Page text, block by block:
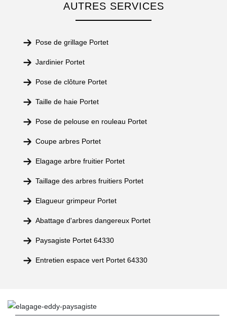
AUTRES SERVICES
Pose de grillage Portet
Jardinier Portet
Pose de clôture Portet
Taille de haie Portet
Pose de pelouse en rouleau Portet
Coupe arbres Portet
Elagage arbre fruitier Portet
Taillage des arbres fruitiers Portet
Elagueur grimpeur Portet
Abattage d'arbres dangereux Portet
Paysagiste Portet 64330
Entretien espace vert Portet 64330